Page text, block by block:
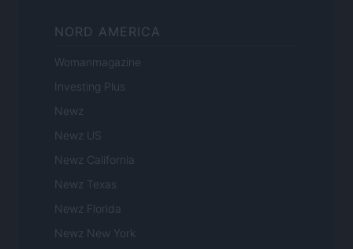
NORD AMERICA
Womanmagazine
Investing Plus
Newz
Newz US
Newz California
Newz Texas
Newz Florida
Newz New York